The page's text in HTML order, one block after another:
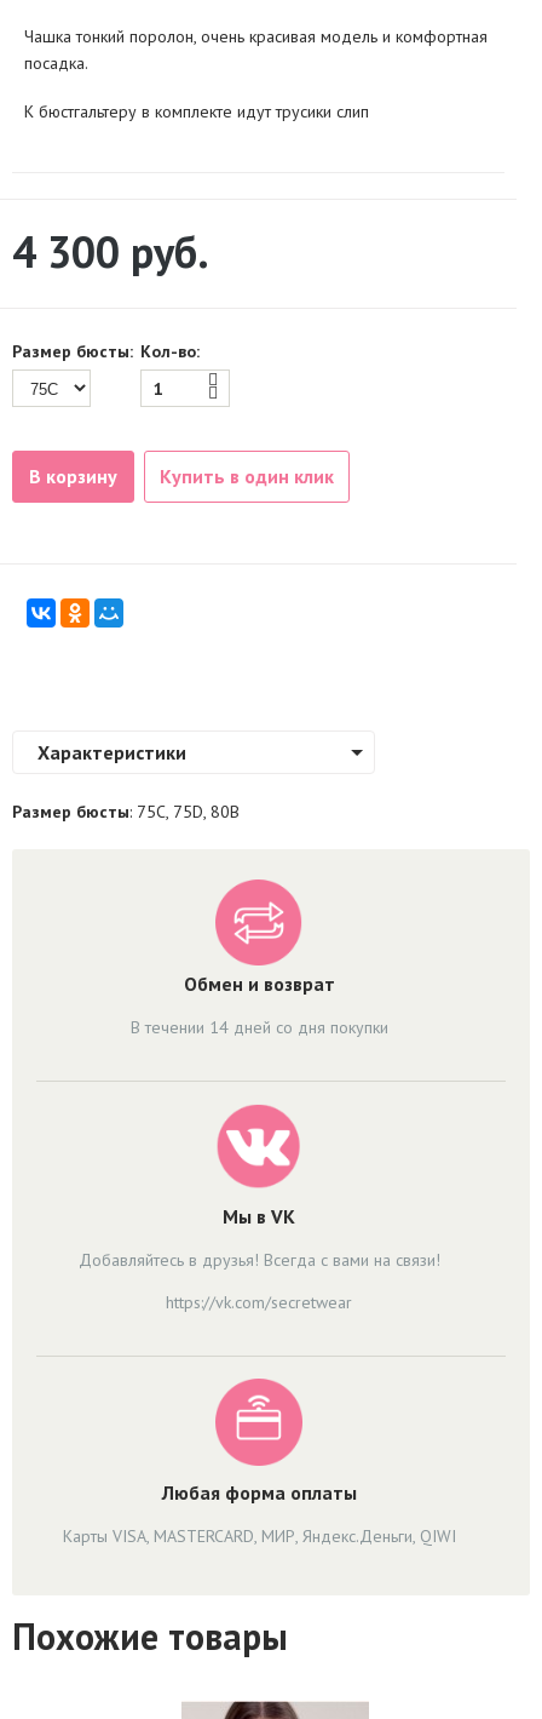
Чашка тонкий поролон, очень красивая модель и комфортная
посадка.
К бюстгальтеру в комплекте идут трусики слип
4 300 руб.
Размер бюсты: Кол-во:
В корзину Купить в один клик
Обмен и возврат
В течении 14 дней со дня покупки
Мы в VK
Добавляйтесь в друзья! Всегда с вами на связи!
https://vk.com/secretwear
Любая форма оплаты
Карты VISA, MASTERCARD, МИР, Яндекс.Деньги, QIWI
Характеристики
Размер бюсты: 75C, 75D, 80B
Похожие товары